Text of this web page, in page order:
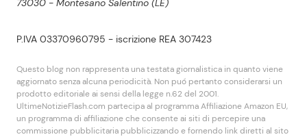
P.IVA 03370960795 - iscrizione REA 307423
Questo blog non rappresenta una testata giornalistica in quanto viene
aggiornato senza alcuna periodicità. Non puó pertanto considerarsi un
prodotto editoriale ai sensi della legge n.62 del 2001.
UltimeNotizieFlash.com partecipa al programma Affiliazione Amazon EU,
un programma di affiliazione che consente ai siti di percepire una
commissione pubblicitaria pubblicizzando e fornendo link diretti al sito